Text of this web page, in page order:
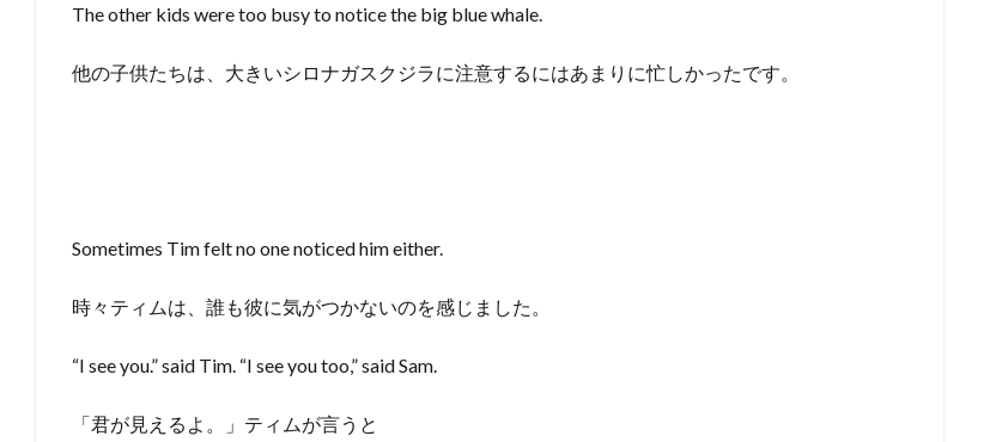
The other kids were too busy to notice the big blue whale.
他の子供たちは、大きいシロナガスクジラに注意するにはあまりに忙しかったです。
Sometimes Tim felt no one noticed him either.
時々ティムは、誰も彼に気がつかないのを感じました。
“I see you.” said Tim. “I see you too,” said Sam.
「君が見えるよ。」ティムが言うと